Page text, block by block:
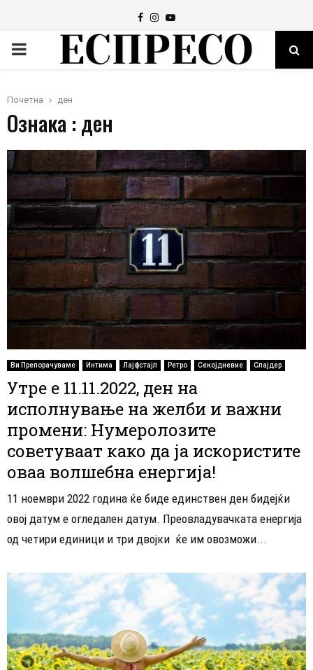
Facebook
Instagram
Youtube
PRIMARY
Почетна ден
Ознака : ден
Ви Препорачуваме Интима Лајфстајл Ретро Секојдневие Слајдер
Утре е 11.11.2022, ден на
исполнување на желби и важни
промени: Нумеролозите
советуваат како да ја искористите
оваа волшебна енергија!
11 ноември 2022 година ќе биде единствен ден бидејќи
овој датум е огледален датум. Преовладувачката енергија
од четири единици и три двојки ќе им овозможи...